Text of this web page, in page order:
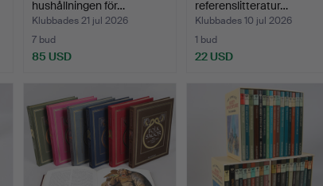
hushållningen för…
Klubbades 21 jul 2026
7 bud
85 USD
referenslitteratur…
Klubbades 10 jul 2026
1 bud
22 USD